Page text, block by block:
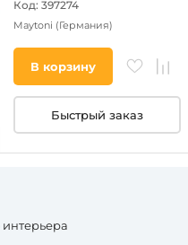
Код: 397274
Maytoni (Германия)
В корзину
Быстрый заказ